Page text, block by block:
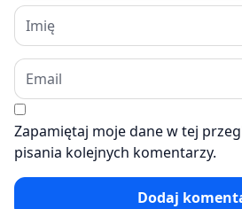
Zapamiętaj moje dane w tej
pisania kolejnych komentarzy.
Dodaj